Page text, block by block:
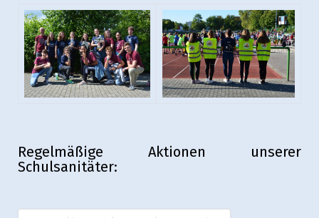
Regelmäßige Aktionen unserer
Schulsanitäter: